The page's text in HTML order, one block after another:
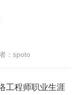
：spoto
工程师职业生涯